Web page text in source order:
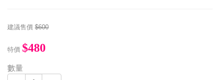
建議售價 $600
特價 $480
數量